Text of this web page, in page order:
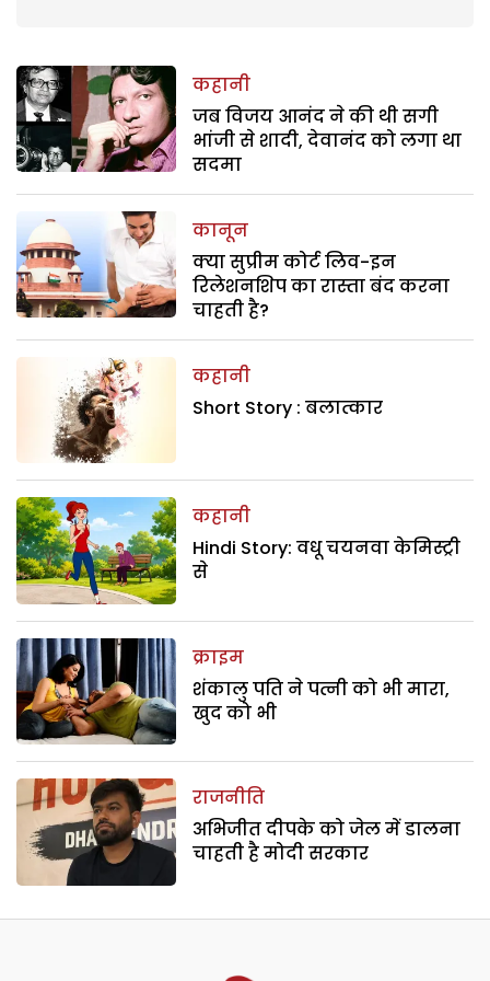
कहानी
जब विजय आनंद ने की थी सगी
भांजी से शादी, देवानंद को लगा था
सदमा
कानून
क्या सुप्रीम कोर्ट लिव-इन
रिलेशनशिप का रास्ता बंद करना
चाहती है?
कहानी
Short Story : बलात्कार
कहानी
Hindi Story: वधू चयनवा केमिस्ट्री
से
क्राइम
शंकालु पति ने पत्नी को भी मारा,
खुद को भी
राजनीति
अभिजीत दीपके को जेल में डालना
चाहती है मोदी सरकार